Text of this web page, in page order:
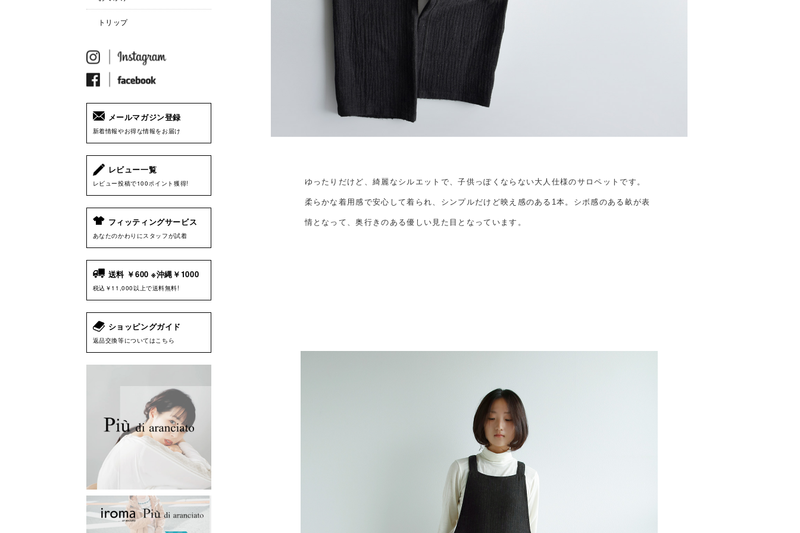
トリップ
メールマガジン登録
新着情報やお得な情報をお届け
レビュー一覧
レビュー投稿で100ポイント獲得!
フィッティングサービス
あなたのかわりにスタッフが試着
送料 ￥600 ※沖縄￥1000
税込￥11,000以上で送料無料!
ショッピングガイド
返品交換等についてはこちら
ゆったりだけど、綺麗なシルエットで、子供っぽくならない大人仕様のサロペットです。
柔らかな着用感で安心して着られ、シンプルだけど映え感のある1本。シボ感のある畝が表
情となって、奥行きのある優しい見た目となっています。